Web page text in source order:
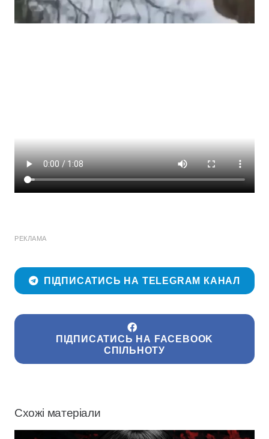
РЕКЛАМА
ПІДПИСАТИСЬ НА TELEGRAM КАНАЛ
ПІДПИСАТИСЬ НА FACEBOOK
СПІЛЬНОТУ
Схожі матеріали